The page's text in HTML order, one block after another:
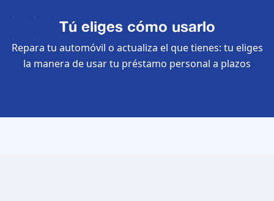
Tú eliges cómo usarlo
Repara tu automóvil o actualiza el que tienes: tu eliges
la manera de usar tu préstamo personal a plazos